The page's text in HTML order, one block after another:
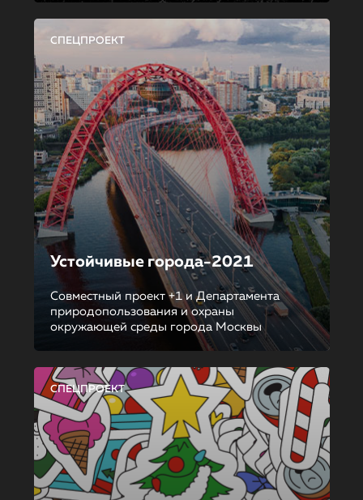
СПЕЦПРОЕКТ
Устойчивые города-2021
Совместный проект +1 и Департамента
природопользования и охраны
окружающей среды города Москвы
СПЕЦПРОЕКТ